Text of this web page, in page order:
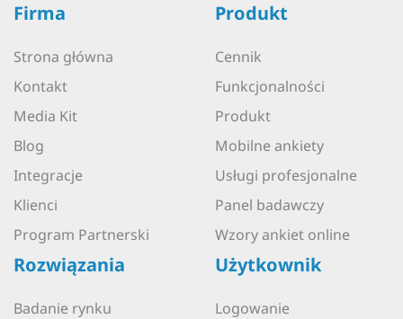
Firma
Strona główna
Kontakt
Media Kit
Blog
Integracje
Klienci
Program Partnerski
Produkt
Cennik
Funkcjonalności
Produkt
Mobilne ankiety
Usługi profesjonalne
Panel badawczy
Wzory ankiet online
Rozwiązania
Badanie rynku
Użytkownik
Logowanie